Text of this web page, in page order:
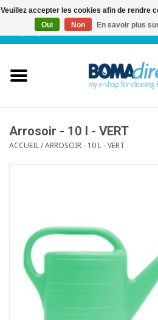
FR|
Service client
Arrosoir - 10 l - VERT
ACCUEIL/ARROSOIR - 10 L - VERT
Veuillez accepter les cookies afin de rendre
Oui
Non En savoir plus